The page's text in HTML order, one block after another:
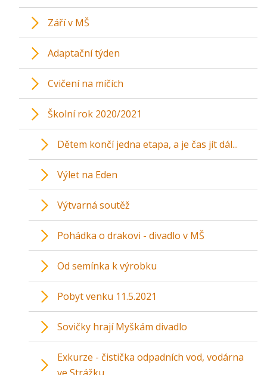
Září v MŠ
Adaptační týden
Cvičení na míčích
Školní rok 2020/2021
Dětem končí jedna etapa, a je čas jít dál...
Výlet na Eden
Výtvarná soutěž
Pohádka o drakovi - divadlo v MŠ
Od semínka k výrobku
Pobyt venku 11.5.2021
Sovičky hrají Myškám divadlo
Exkurze - čistička odpadních vod, vodárna